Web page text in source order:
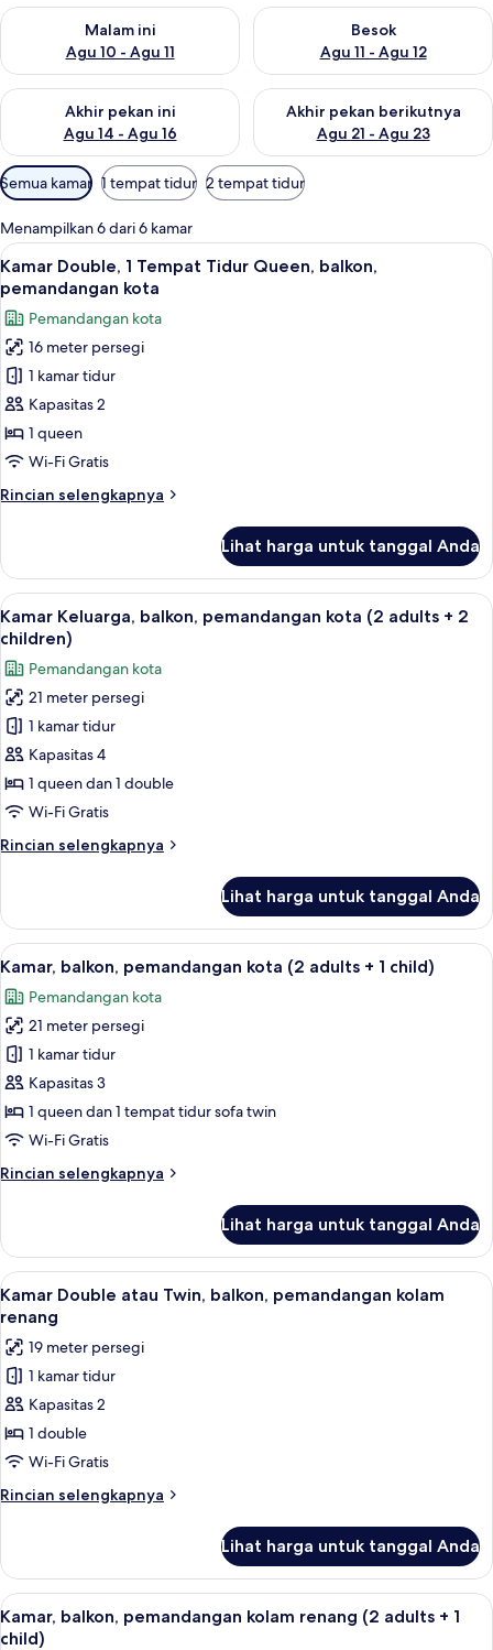
Malam ini
Agu 10 - Agu 11
Periksa ketersediaan untuk malam ini Agu 10 - Agu 11
Besok
Agu 11 - Agu 12
Periksa ketersediaan untuk
Akhir pekan ini
Agu 14 - Agu 16
Periksa ketersediaan untuk akhir pekan ini Agu 14 - Agu 16
Akhir pekan berikutnya
Agu 21 - Agu 23
Periksa ketersediaan untuk
Filter
tersedia
untuk
kamar
Semua kamar 1 tempat tidur 2 tempat tidur
Menampilkan 6 dari 6 kamar
Lihat
semua
foto
untuk
Kamar
Double,
1
Tempat
Tidur
balkon,
8
Kamar Double, 1 Tempat Tidur Queen, balkon,
pemandangan kota
Pemandangan kota
16 meter persegi
1 kamar tidur
Kapasitas 2
1 queen
Wi-Fi Gratis
Rincian selengkapnya
Rincian
Kamar
Double,
1
Tempat
Queen,
balkon,
pemandangan
kota
Lihat harga untuk tanggal Anda
Lihat
semua
foto
untuk
Kamar
Keluarga,
balkon,
pemandangan
kota
adults
children)
Selimut bulu angsa, brankas, meja
7
Kamar Keluarga, balkon, pemandangan kota (2 adults + 2
children)
Pemandangan kota
21 meter persegi
1 kamar tidur
Kapasitas 4
1 queen dan 1 double
Wi-Fi Gratis
Rincian selengkapnya
Rincian
Kamar
Keluarga,
balkon,
kota
(2
adults
+
2
children)
Lihat harga untuk tanggal Anda
Lihat
semua
foto
untuk
Kamar,
balkon,
pemandangan
kota
adults
child)
Selimut bulu angsa, brankas, meja
5
Kamar, balkon, pemandangan kota (2 adults + 1 child)
Pemandangan kota
21 meter persegi
1 kamar tidur
Kapasitas 3
1 queen dan 1 tempat tidur sofa twin
Wi-Fi Gratis
Rincian selengkapnya
Rincian
Kamar,
balkon,
pemandangan
kota
adults
+
child)
Lihat harga untuk tanggal Anda
Lihat
semua
foto
untuk
Kamar
Double
atau
Twin,
balkon,
pemandangan
renang
Selimut bulu angsa, brankas, meja
5
Kamar Double atau Twin, balkon, pemandangan kolam
renang
19 meter persegi
1 kamar tidur
Kapasitas 2
1 double
Wi-Fi Gratis
Rincian selengkapnya
Rincian
Kamar
Double
atau
Twin,
Lihat harga untuk tanggal Anda
Lihat
semua
Selimut bulu angsa, brankas, meja
5
Kamar, balkon, pemandangan kolam renang (2 adults + 1
child)